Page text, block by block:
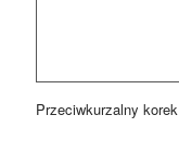
Przeciwkurzalny korek